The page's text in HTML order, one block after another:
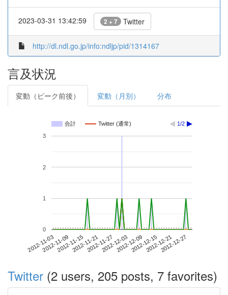
2023-03-31 13:42:59 2 + 7 Twitter
http://dl.ndl.go.jp/info:ndljp/pid/1314167
言及状況
変動（ピーク前後） 変動（月別） 分布
合計 Twitter (通常) 1/2
2012-11-032012-11-092012-11-152012-11-212012-11-272012-12-032012-12-092012-12-152012-12-212012-12-27
0
1
2
3
Twitter (2 users, 205 posts, 7 favorites)